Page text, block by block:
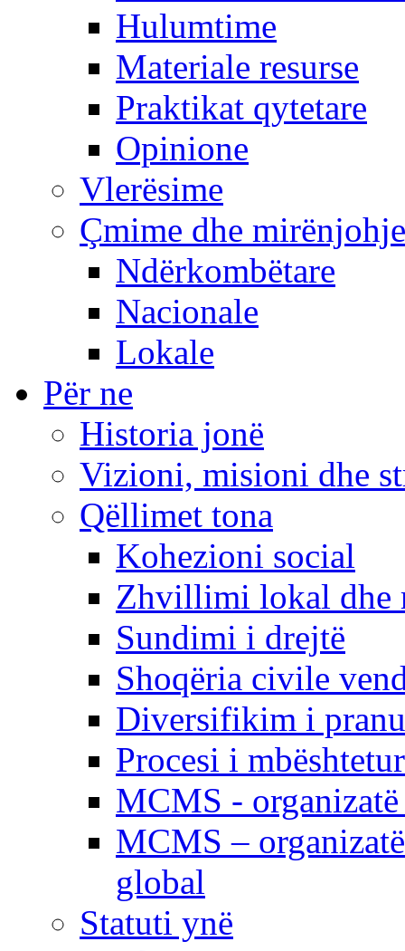
Hulumtime
Materiale resurse
Praktikat qytetare
Opinione
Vlerësime
Çmime dhe mirënjohje
Ndërkombëtare
Nacionale
Lokale
Për ne
Historia jonë
Vizioni, misioni dhe
Qëllimet tona
Kohezioni social
Zhvillimi lokal dhe
Sundimi i drejtë
Shoqëria civile
Diversifikim i
Procesi i
MCMS -
MCMS –
global
Statuti ynë